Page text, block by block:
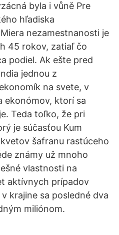
byla i vůně Pre
hľadiska
nezamestnanosti je
45 rokov, zatiaľ čo
podiel. Ak ešte pred
jednou z
na svete, v
ekonómov, ktorí sa
Teda toľko, že pri
je súčasťou Kum
šafranu rastúceho
známy už mnoho
vlastnosti na
aktívnych prípadov
krajine sa posledné dva
miliónom.